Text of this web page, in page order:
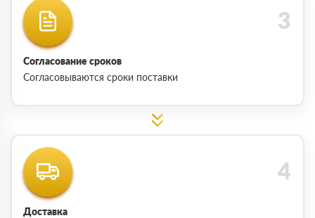
Согласование сроков
Согласовываются сроки поставки
Доставка